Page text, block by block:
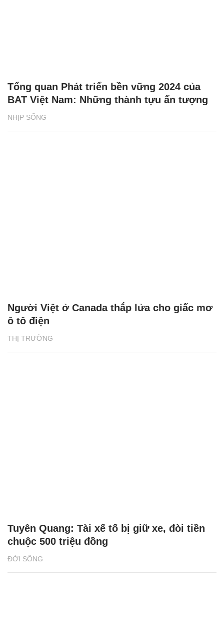
NHỊP SỐNG
Tổng quan Phát triển bền vững 2024 của
BAT Việt Nam: Những thành tựu ấn tượng
THỊ TRƯỜNG
Người Việt ở Canada thắp lửa cho giấc mơ
ô tô điện
ĐỜI SỐNG
Tuyên Quang: Tài xế tố bị giữ xe, đòi tiền
chuộc 500 triệu đồng